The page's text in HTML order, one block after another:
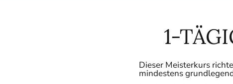
1-
Dieser Meisterkurs
mindestens